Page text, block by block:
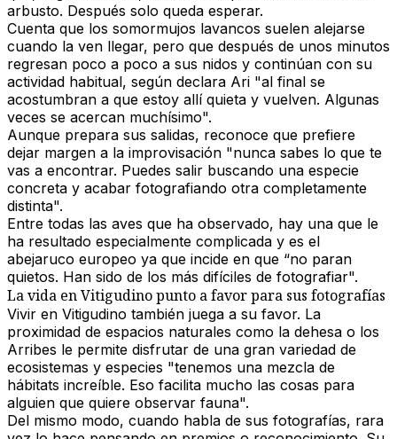
arbusto. Después solo queda esperar.
Cuenta que los somormujos lavancos suelen alejarse
cuando la ven llegar, pero que después de unos minutos
regresan poco a poco a sus nidos y continúan con su
actividad habitual, según declara Ari "al final se
acostumbran a que estoy allí quieta y vuelven. Algunas
veces se acercan muchísimo".
Aunque prepara sus salidas, reconoce que prefiere
dejar margen a la improvisación "nunca sabes lo que te
vas a encontrar. Puedes salir buscando una especie
concreta y acabar fotografiando otra completamente
distinta".
Entre todas las aves que ha observado, hay una que le
ha resultado especialmente complicada y es el
abejaruco europeo ya que incide en que “no paran
quietos. Han sido de los más difíciles de fotografiar".
La vida en Vitigudino punto a favor para sus fotografías
Vivir en Vitigudino también juega a su favor. La
proximidad de espacios naturales como la dehesa o los
Arribes le permite disfrutar de una gran variedad de
ecosistemas y especies "tenemos una mezcla de
hábitats increíble. Eso facilita mucho las cosas para
alguien que quiere observar fauna".
Del mismo modo, cuando habla de sus fotografías, rara